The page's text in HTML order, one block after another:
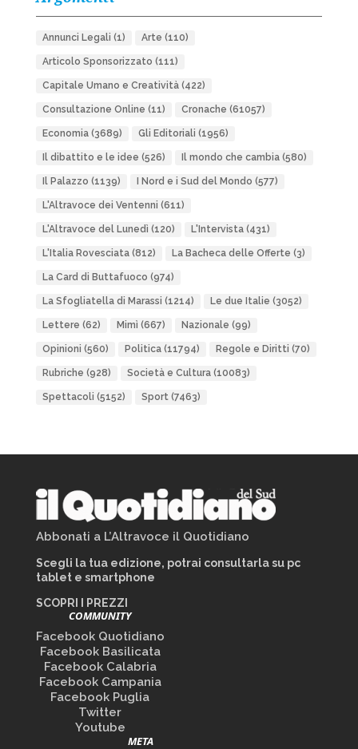
Annunci Legali (1) Arte (110)
Articolo Sponsorizzato (111)
Capitale Umano e Creatività(422)
Consultazione Online (11) Cronache (61057)
Economia(3689) Gli Editoriali (1956)
Il dibattito e le idee (526) Il mondo che cambia(580)
Il Palazzo (1139) I Nord e i Sud del Mondo (577)
L'Altravoce dei Ventenni (611)
L'Altravoce del Lunedì (120) L'Intervista(431)
L'Italia Rovesciata(812) La Bacheca delle Offerte (3)
La Card di Buttafuoco (974)
La Sfogliatella di Marassi (1214) Le due Italie (3052)
Lettere (62) Mimì (667) Nazionale (99)
Opinioni (560) Politica(11794) Regole e Diritti (70)
Rubriche (928) Società e Cultura(10083)
Spettacoli (5152) Sport(7463)
Abbonati a L’Altravoce il Quotidiano
Scegli la tua edizione, potrai consultarla su pc
tablet e smartphone
SCOPRI I PREZZI
COMMUNITY
Facebook Quotidiano
Facebook Basilicata
Facebook Calabria
Facebook Campania
Facebook Puglia
Twitter
Youtube
META